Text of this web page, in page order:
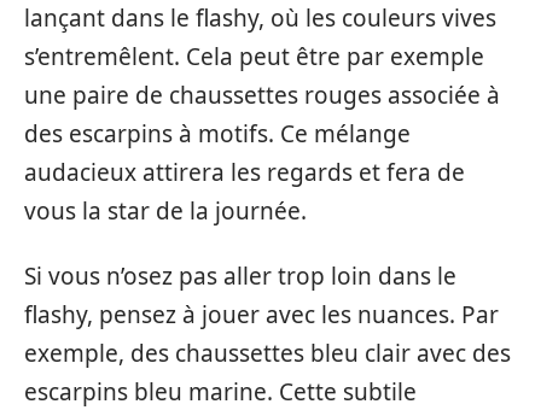
lançant dans le flashy, où les couleurs vives
s’entremêlent. Cela peut être par exemple
une paire de chaussettes rouges associée à
des escarpins à motifs. Ce mélange
audacieux attirera les regards et fera de
vous la star de la journée.
Si vous n’osez pas aller trop loin dans le
flashy, pensez à jouer avec les nuances. Par
exemple, des chaussettes bleu clair avec des
escarpins bleu marine. Cette subtile